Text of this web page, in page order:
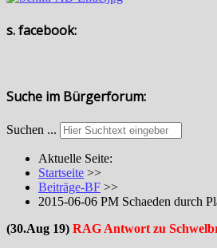
s. facebook:
Suche im Bürgerforum:
Suchen ...
Aktuelle Seite:
Startseite >>
Beiträge-BF >>
2015-06-06 PM Schaeden durch
(30.Aug 19) RAG Antwort zu